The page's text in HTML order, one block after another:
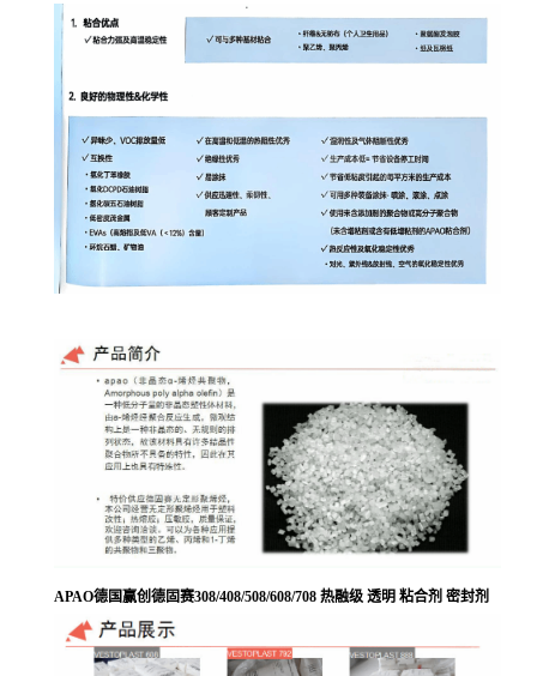
APAO德国赢创德固赛308/408/508/608/708 热融级 透明 粘合剂 密封剂